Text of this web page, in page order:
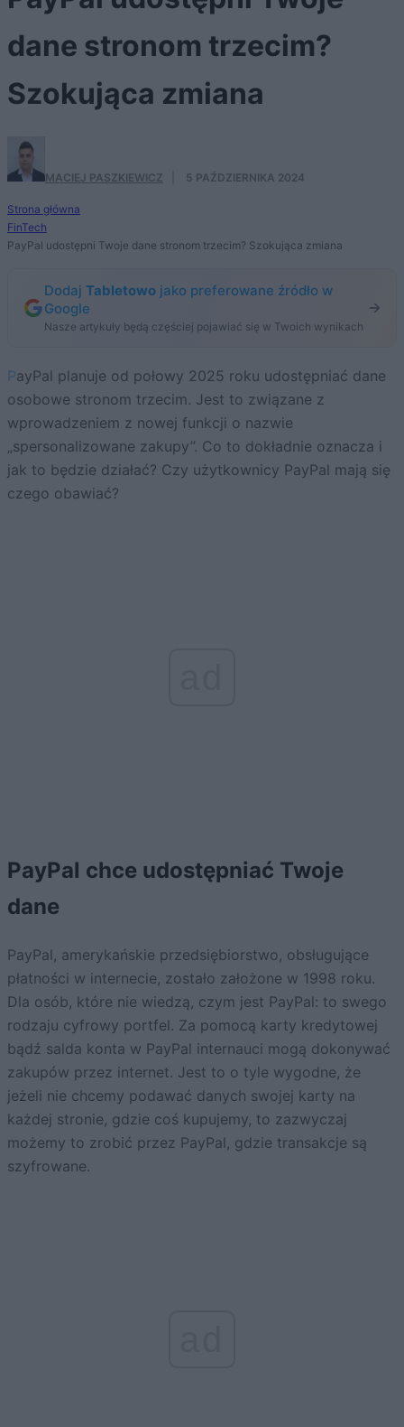
dane stronom trzecim?
Szokująca zmiana
MACIEJ PASZKIEWICZ 5 PAŹDZIERNIKA 2024
Strona główna
FinTech
PayPal udostępni Twoje dane stronom trzecim? Szokująca zmiana
Dodaj Tabletowo jako preferowane źródło w
Google
Nasze artykuły będą częściej pojawiać się w Twoich wynikach
PayPal planuje od połowy 2025 roku udostępniać dane
osobowe stronom trzecim. Jest to związane z
wprowadzeniem z nowej funkcji o nazwie
„spersonalizowane zakupy”. Co to dokładnie oznacza i
jak to będzie działać? Czy użytkownicy PayPal mają się
czego obawiać?
PayPal chce udostępniać Twoje
dane
PayPal, amerykańskie przedsiębiorstwo, obsługujące
płatności w internecie, zostało założone w 1998 roku.
Dla osób, które nie wiedzą, czym jest PayPal: to swego
rodzaju cyfrowy portfel. Za pomocą karty kredytowej
bądź salda konta w PayPal internauci mogą dokonywać
zakupów przez internet. Jest to o tyle wygodne, że
jeżeli nie chcemy podawać danych swojej karty na
każdej stronie, gdzie coś kupujemy, to zazwyczaj
możemy to zrobić przez PayPal, gdzie transakcje są
szyfrowane.